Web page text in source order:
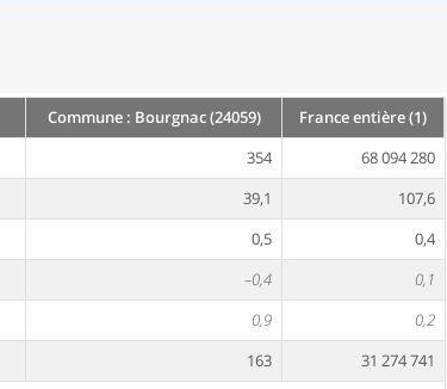
Commune : Bourgnac (24059)
France entière (1)
354
68 094 280
39,1
107,6
0,5
0,4
–0,4
0,1
0,9
0,2
163
31 274 741